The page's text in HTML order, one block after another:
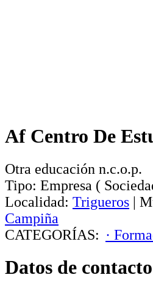
Af Centro De
Otra educación n.c.o.p.
Tipo: Empresa (
Localidad: Trigueros |
Campiña
CATEGORÍAS: ·
Datos de contacto